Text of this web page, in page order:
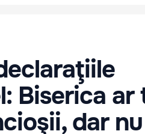
Biserica ar
dar